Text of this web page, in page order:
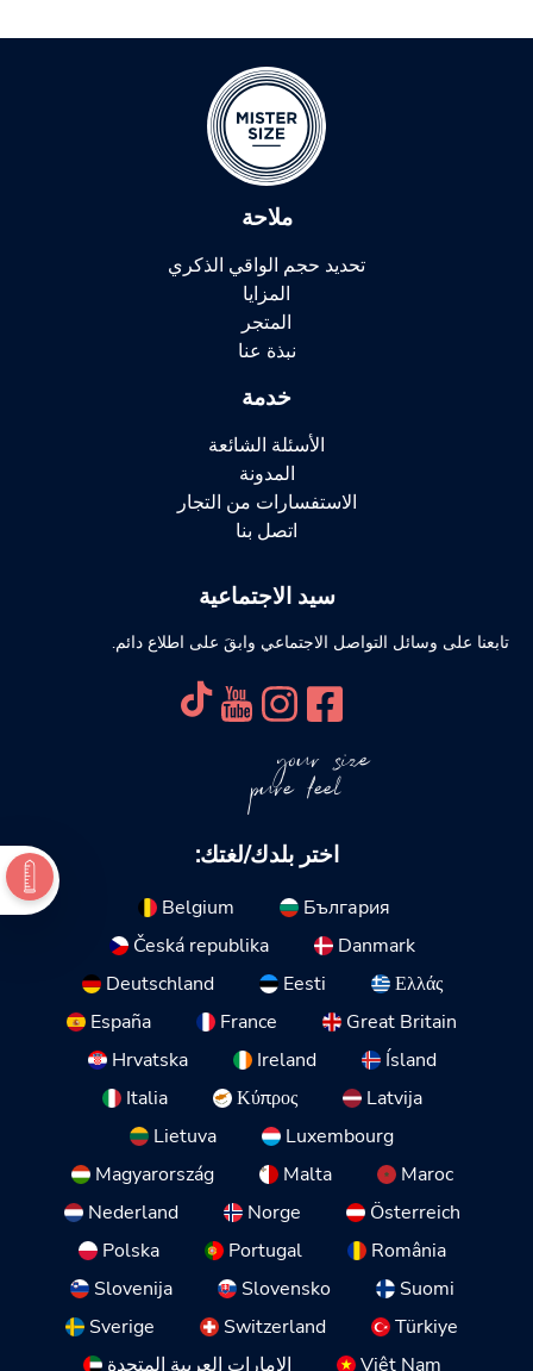
ملاحة
تحديد حجم الواقي الذكري
المزايا
المتجر
نبذة عنا
خدمة
الأسئلة الشائعة
المدونة
الاستفسارات من التجار
اتصل بنا
سيد الاجتماعية
تابعنا على وسائل التواصل الاجتماعي وابقَ على اطلاع دائم.
your size
pure feel
اختر بلدك/لغتك:
Belgium
България
Česká republika
Danmark
Deutschland
Eesti
Ελλάς
España
France
Great Britain
Hrvatska
Ireland
Ísland
Italia
Κύπρος
Latvija
Lietuva
Luxembourg
Magyarország
Malta
Maroc
Nederland
Norge
Österreich
Polska
Portugal
România
Slovenija
Slovensko
Suomi
Sverige
Switzerland
Türkiye
الإمارات العربية المتحدة
Việt Nam